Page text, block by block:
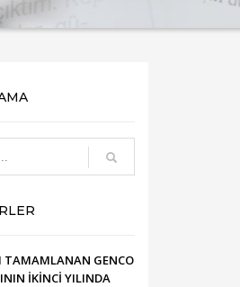
TAMAMLANAN GENCO
İKİNCİ YILINDA